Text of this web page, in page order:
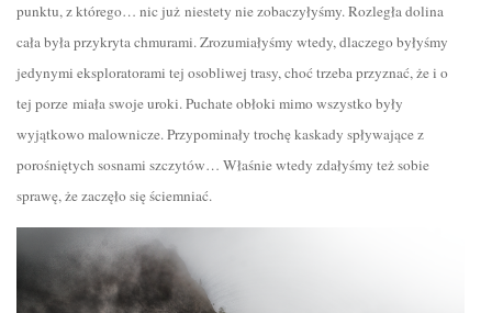
punktu, z którego… nic już niestety nie zobaczyłyśmy. Rozległa dolina
cała była przykryta chmurami. Zrozumiałyśmy wtedy, dlaczego byłyśmy
jedynymi eksploratorami tej osobliwej trasy, choć trzeba przyznać, że i o
tej porze miała swoje uroki. Puchate obłoki mimo wszystko były
wyjątkowo malownicze. Przypominały trochę kaskady spływające z
porośniętych sosnami szczytów… Właśnie wtedy zdałyśmy też sobie
sprawę, że zaczęło się ściemniać.